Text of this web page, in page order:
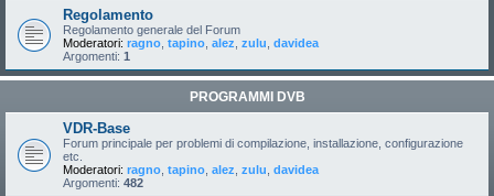
Regolamento
Regolamento generale del Forum
Moderatori: ragno tapino alez zulu davidea
Argomenti: 1
PROGRAMMI DVB
VDR-Base
Forum principale per problemi di compilazione, installazione, configurazione
etc.
Moderatori: ragno tapino alez zulu davidea
Argomenti: 482